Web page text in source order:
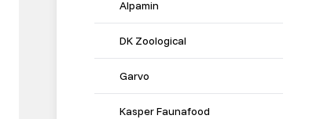
Alpamin
DK Zoological
Garvo
Kasper Faunafood